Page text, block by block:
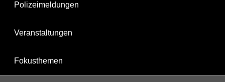
Polizeimeldungen
Veranstaltungen
Fokusthemen